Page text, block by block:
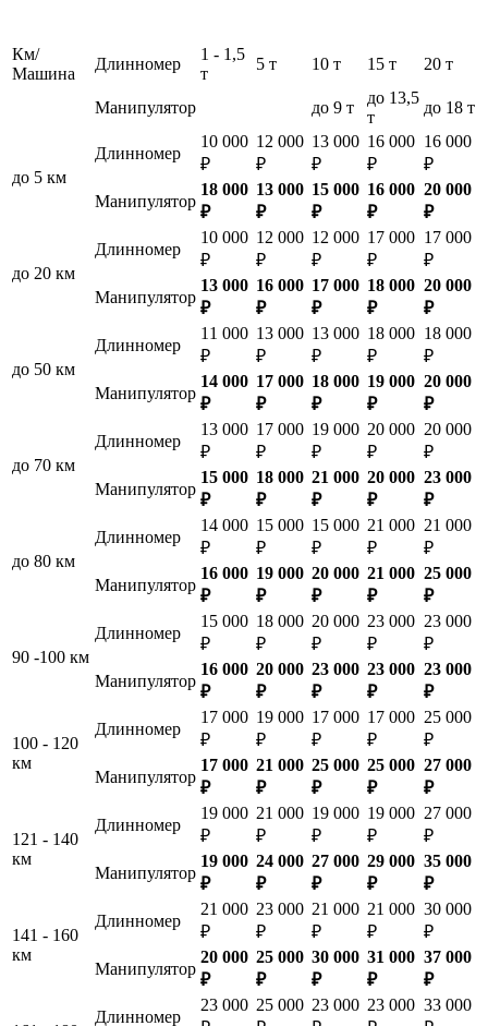
Км/
Машина
Длинномер
1 - 1,5
т
5 т 10 т 15 т 20 т
Манипулятор до 9 т
до 13,5
т
до 18 т
до 5 км
Длинномер
10 000
₽
12 000
₽
13 000
₽
16 000
₽
16 000
₽
Манипулятор
18 000
₽
13 000
₽
15 000
₽
16 000
₽
20 000
₽
до 20 км
Длинномер
10 000
₽
12 000
₽
12 000
₽
17 000
₽
17 000
₽
Манипулятор
13 000
₽
16 000
₽
17 000
₽
18 000
₽
20 000
₽
до 50 км
Длинномер
11 000
₽
13 000
₽
13 000
₽
18 000
₽
18 000
₽
Манипулятор
14 000
₽
17 000
₽
18 000
₽
19 000
₽
20 000
₽
до 70 км
Длинномер
13 000
₽
17 000
₽
19 000
₽
20 000
₽
20 000
₽
Манипулятор
15 000
₽
18 000
₽
21 000
₽
20 000
₽
23 000
₽
до 80 км
Длинномер
14 000
₽
15 000
₽
15 000
₽
21 000
₽
21 000
₽
Манипулятор
16 000
₽
19 000
₽
20 000
₽
21 000
₽
25 000
₽
90 -100 км
Длинномер
15 000
₽
18 000
₽
20 000
₽
23 000
₽
23 000
₽
Манипулятор
16 000
₽
20 000
₽
23 000
₽
23 000
₽
23 000
₽
100 - 120
км
Длинномер
17 000
₽
19 000
₽
17 000
₽
17 000
₽
25 000
₽
Манипулятор
17 000
₽
21 000
₽
25 000
₽
25 000
₽
27 000
₽
121 - 140
км
Длинномер
19 000
₽
21 000
₽
19 000
₽
19 000
₽
27 000
₽
Манипулятор
19 000
₽
24 000
₽
27 000
₽
29 000
₽
35 000
₽
141 - 160
км
Длинномер
21 000
₽
23 000
₽
21 000
₽
21 000
₽
30 000
₽
Манипулятор
20 000
₽
25 000
₽
30 000
₽
31 000
₽
37 000
₽
Длинномер
23 000 25 000 23 000 23 000 33 000